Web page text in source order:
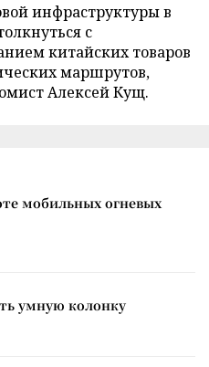
инфраструктуры в
с
китайских товаров
маршрутов,
Алексей Кущ.
мобильных огневых
умную колонку